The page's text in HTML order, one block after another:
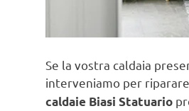
Se la vostra caldaia
interveniamo per
caldaie Biasi Statuario